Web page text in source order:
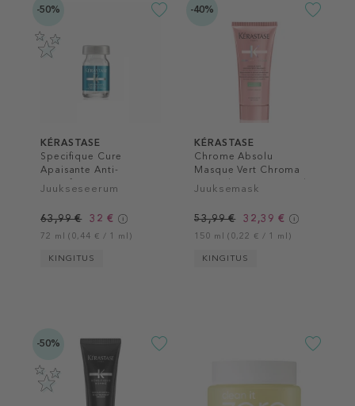
-50%
KÉRASTASE
Specifique Cure
Apaisante Anti-
Inconforts
Juukseseerum
63,99 € 32 €
72 ml (0,44 € / 1 ml)
KINGITUS
-40%
KÉRASTASE
Chrome Absolu
Masque Vert Chroma
Neutralisant Hair Mask
Juuksemask
53,99 € 32,39 €
150 ml (0,22 € / 1 ml)
KINGITUS
-50%